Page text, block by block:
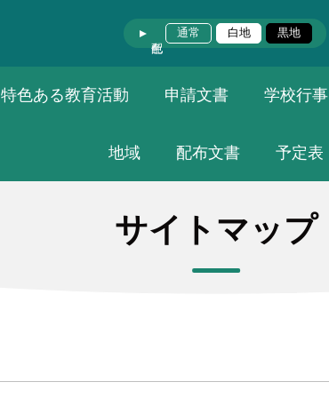
通常 白地 黒地
特色ある教育活動 申請文書 学校行事
地域 配布文書 予定表
サイトマップ